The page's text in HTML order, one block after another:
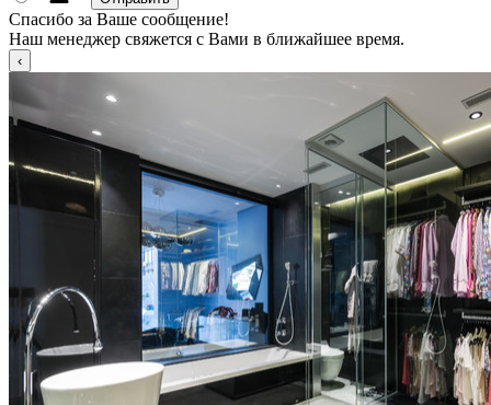
Спасибо за Ваше сообщение!
Наш менеджер свяжется с Вами в ближайшее время.